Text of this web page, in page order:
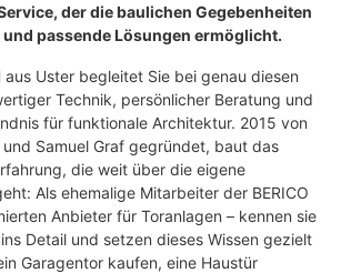
der die baulichen Gegebenheiten
passende Lösungen ermöglicht.
aus Uster begleitet Sie bei genau diesen
Technik, persönlicher Beratung und
für funktionale Architektur. 2015 von
Samuel Graf gegründet, baut das
die weit über die eigene
Als ehemalige Mitarbeiter der BERICO
Anbieter für Toranlagen – kennen sie
Detail und setzen dieses Wissen gezielt
Garagentor kaufen, eine Haustür